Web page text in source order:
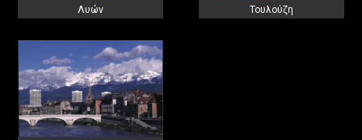
Λυών Τουλούζη